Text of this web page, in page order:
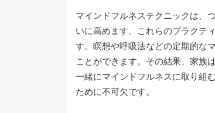
マインドフルネステクニックは、
いに高めます。これらのプラクテ
す。瞑想や呼吸法などの定期的な
ことができます。その結果、家族
一緒にマインドフルネスに取り組
ために不可欠です。